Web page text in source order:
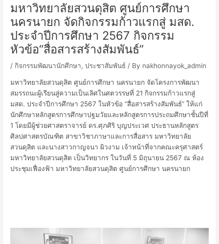
มหาวิทยาลัยสวนดุสิต ศูนย์การศึกษา
นครนายก จัดกิจกรรมก้าวแรกสู่ มสด.
ประจำปีการศึกษา 2567 กิจกรรม
หัวข้อ“สื่อสารสร้างสัมพันธ์”
/กิจกรรมพัฒนานักศึกษา,ประชาสัมพันธ์ / By nakhonnayok_admin
มหาวิทยาลัยสวนดุสิต ศูนย์การศึกษา นครนายก จัดโครงการพัฒนา
สมรรถนะผู้เรียนสู่ความเป็นเลิศในศตวรรษที่ 21 กิจกรรมก้าวแรกสู่
มสด. ประจำปีการศึกษา 2567 ในหัวข้อ “สื่อสารสร้างสัมพันธ์” ให้แก่
นักศึกษาหลักสูตรการศึกษาปฐมวัยและหลักสูตรการประถมศึกษาชั้นปีที่
1 โดยมีผู้ช่วยศาสตราจารย์ ดร.ศุภศิริ บุญประเวศ ประธานหลักสูตร
ศิลปศาสตรบัณฑิต สาขาวิชาภาษาและการสื่อสาร มหาวิทยาลัย
สวนดุสิต และนางสาวกาญจนา ผิวงาม เจ้าหน้าที่จากคณะครุศาสตร์
มหาวิทยาลัยสวนดุสิต เป็นวิทยากร ในวันที่ 5 มิถุนายน 2567 ณ ห้อง
ประชุมเฟื่องฟ้า มหาวิทยาลัยสวนดุสิต ศูนย์การศึกษา นครนายก